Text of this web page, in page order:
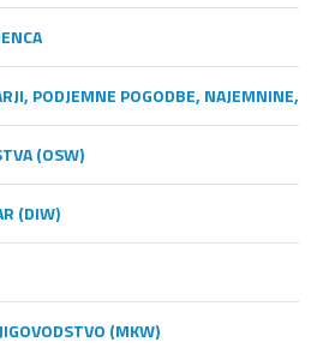
PODJEMNE POGODBE, NAJEMNINE,…
(OSW)
(DIW)
(MKW)